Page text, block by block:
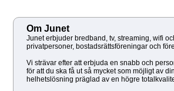
Om Junet
Junet erbjuder bredband, tv, streaming, wifi
privatpersoner, bostadsrättsföreningar och
Vi strävar efter att erbjuda en snabb och
för att du ska få ut så mycket som möjligt av
helhetslösning präglad av en högre